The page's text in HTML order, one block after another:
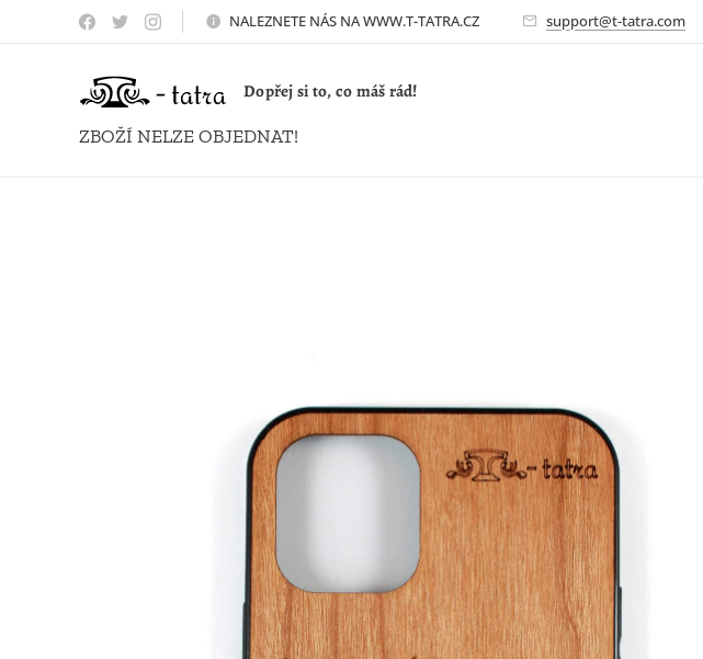
NALEZNETE NÁS NA WWW.T-TATRA.CZ 🚀 support@t-tatra.com
Dopřej si to, co máš rád!
ZBOŽÍ NELZE OBJEDNAT!